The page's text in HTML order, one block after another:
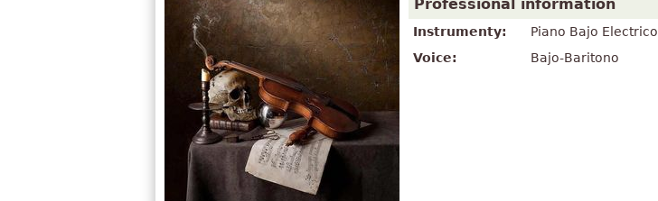
Professional information
Instrumenty:
Piano Bajo Electrico
Voice:
Bajo-Baritono